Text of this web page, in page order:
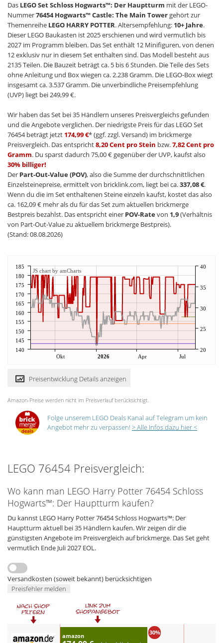
Das LEGO Set Schloss Hogwarts™: Der Hauptturm mit der LEGO-
Nummer76454 Hogwarts™ Castle: The Main Towergehört zur
Themenreihe LEGO HARRY POTTER. Altersempfehlung: 10+ Jahre.
Dieser LEGO Baukasten ist 2025 erschienen und wird vermutlich bis
2027 im Programm bleiben. Das Set enthält 12 Minifiguren, von denen
12 exklusiv nur in diesem Set enthalten sind. Das Modell besteht aus
2135 Teilen. Die Bauzeit beträgt ca. 5 bis 6 Stunden. Die Teile des Sets
ohne Anleitung und Box wiegen ca. 2.238 Gramm. Die LEGO-Box wiegt
insgesamt ca. 3.537 Gramm. Die unverbindliche Preisempfehlung
(UVP) liegt bei 249,99 €.
Wir haben das Set bei 35 Händlern unseres Preisvergleichs gefunden
und die Angebote verglichen. Der niedrigste Preis für das LEGO Set
76454 beträgt jetzt 174,99 €* (ggf. zzgl. Versand) im brickmerge
Preisvergleich. Das entspricht8,20 Cent pro Stein bzw.7,82 Cent pro
Gramm. Du sparst dadurch 75,00 € gegenüber der UVP, kaufst also
30% billiger!
Der Part-Out-Value (POV), also die Summe der durchschnittlichen
Einzelsteinepreise, ermittelt von bricklink.com, liegt bei ca.337,08 €.
Wenn du die im Set enthaltenen Steine einzeln kaufst, kostet das also
ca. 162,09 € mehr als du für das Set zum aktuellen brickmerge
Bestpreis bezahlst. Das entspricht einer POV-Ratevon 1,9(Verhältnis
von Part-Out-Value zu aktuellem brickmerge Bestpreis).
(Stand: 08.08.2026)
Okt 2026 Apr Jul
140
145
150
155
160
165
170
175
180
185
20
25
30
35
40
JS chart by amCharts
Preisentwicklung Details anzeigen
Amazon-Preise werden nicht im Preisverlauf berücksichtigt.
Folge unserem LEGO Deals Kanal auf Telegram um kein
Angebot mehr zu verpassen! > Alle Infos dazu hier <
LEGO 76454 Preisvergleich:
Wo kann man LEGO Harry Potter 76454 Schloss
Hogwarts™: Der Hauptturm kaufen?
Du kannst LEGO Harry Potter 76454 Schloss Hogwarts™: Der
Hauptturm aktuell bei 35 Händlern kaufen. Wir zeigen dir die
günstigsten Angebote im Preisvergleich auf brickmerge. Das Set geht
vermutlich Ende Juli 2027 EOL.
Versandkosten (soweit bekannt) berücksichtigen
Preisfehler melden
amazon 30%